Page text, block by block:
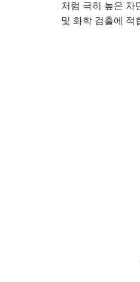
처럼 극히 높은 차
및 화학 검출에 적